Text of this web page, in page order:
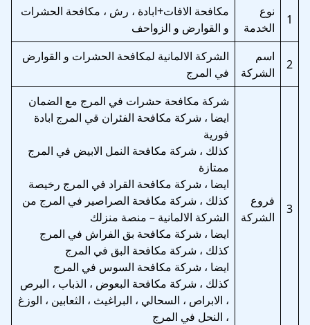
1
نوع
الخدمة
مكافحة الافات+ابادة ، رش ، مكافحة الحشرات
و القوارض و الزواحف
2
اسم
الشركة
الشركة الالمانية لمكافحة الحشرات و القوارض
في المرج
3
فروع
الشركة
شركة مكافحة حشرات في المرج مع الضمان
ايضا ، شركة مكافحة الفئران قي المرج ابادة
فورية
كذلك ، شركة مكافحة النمل الابيض في المرج
ممتازة
ايضا ، شركة مكافحة القراد في المرج رخيصة
كذلك ، شركة مكافحة الصراصير في المرج من
الشركة الالمانية – منصة منزلك
ايضا ، شركة مكافحة بق الفراش في المرج
كذلك ، شركة مكافحة البق في المرج
ايضا ، شركة مكافحة السوس في المرج
كذلك ، شركة مكافحة البعوض ، الذباب ، البرص
، الابراص ، السحالي ، البراغيث ، الثعابين ، الوزغ
، النحل في المرج